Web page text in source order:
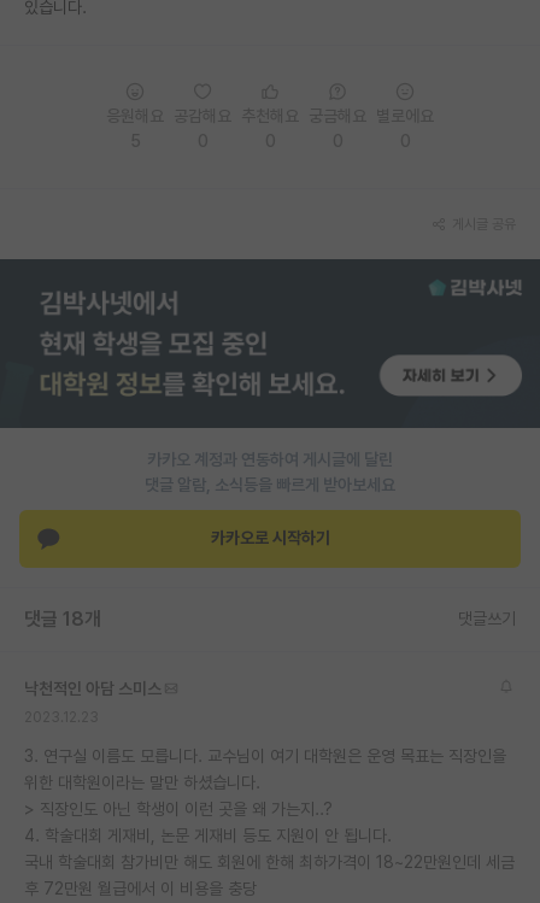
있습니다.
카카오 계정과 연동하여 게시글에 달린
댓글 알람, 소식등을 빠르게 받아보세요
카카오로 시작하기
댓글 18개 댓글쓰기
낙천적인 아담 스미스
3. 연구실 이름도 모릅니다. 교수님이 여기 대학원은 운영 목표는 직장인을
위한 대학원이라는 말만 하셨습니다.
> 직장인도 아닌 학생이 이런 곳을 왜 가는지..?
4. 학술대회 게재비, 논문 게재비 등도 지원이 안 됩니다.
국내 학술대회 참가비만 해도 회원에 한해 최하가격이 18~22만원인데 세금
후 72만원 월급에서 이 비용을 충당